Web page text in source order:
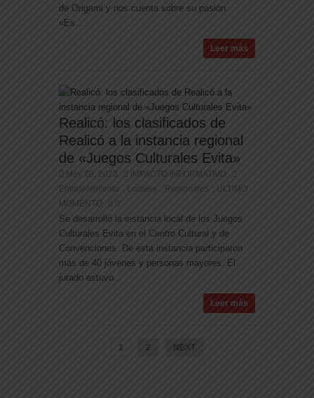
de Origami y nos cuenta sobre su pasión.
«Es...
Leer más
Realicó: los clasificados de
Realicó a la instancia regional
de «Juegos Culturales Evita»
May 29, 2023
IMPACTO INFORMATIVO
Entretenimiento
Locales Regionales
ULTIMO
MOMENTO
0
Se desarrolló la instancia local de los Juegos
Culturales Evita en el Centro Cultural y de
Convenciones. De esta instancia participaron
más de 40 jóvenes y personas mayores. El
jurado estuvo...
Leer más
1 2 NEXT